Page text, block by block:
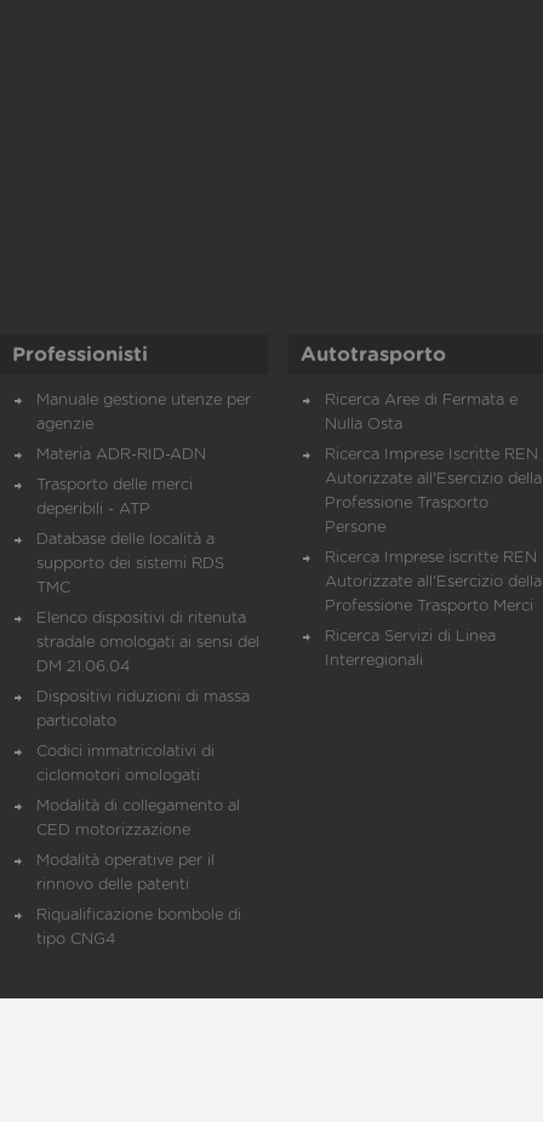
Professionisti
Manuale gestione utenze per
agenzie
Materia ADR-RID-ADN
Trasporto delle merci
deperibili - ATP
Database delle località a
supporto dei sistemi RDS
TMC
Elenco dispositivi di ritenuta
stradale omologati ai sensi del
DM 21.06.04
Dispositivi riduzioni di massa
particolato
Codici immatricolativi di
ciclomotori omologati
Modalità di collegamento al
CED motorizzazione
Modalità operative per il
rinnovo delle patenti
Riqualificazione bombole di
tipo CNG4
Autotrasporto
Ricerca Aree di Fermata e
Nulla Osta
Ricerca Imprese Iscritte REN
Autorizzate all'Esercizio della
Professione Trasporto
Persone
Ricerca Imprese iscritte REN
Autorizzate all'Esercizio della
Professione Trasporto Merci
Ricerca Servizi di Linea
Interregionali